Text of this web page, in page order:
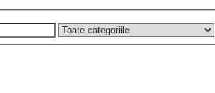
Narrow
by